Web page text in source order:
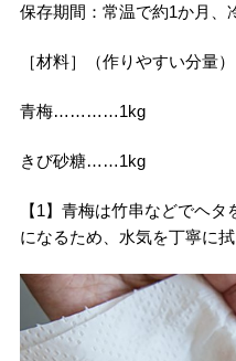
保存期間：常温で約1か月、
［材料］（作りやすい分量）
青梅…………1kg
きび砂糖……1kg
【1】青梅は竹串などでヘ
になるため、水気を丁寧に拭